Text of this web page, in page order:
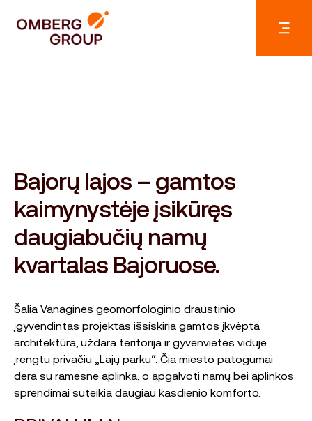
Bajorų lajos – gamtos
kaimynystėje įsikūręs
daugiabučių namų
kvartalas Bajoruose.
Šalia Vanaginės geomorfologinio draustinio
įgyvendintas projektas išsiskiria gamtos įkvėpta
architektūra, uždara teritorija ir gyvenvietės viduje
įrengtu privačiu „Lajų parku“. Čia miesto patogumai
dera su ramesne aplinka, o apgalvoti namų bei aplinkos
sprendimai suteikia daugiau kasdienio komforto.